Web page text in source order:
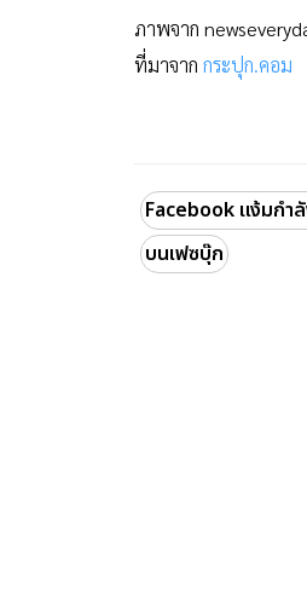
ภาพจาก
ที่มาจาก กระปุก.คอม
Facebook แง้มกำ
บนเฟซบุ๊ก